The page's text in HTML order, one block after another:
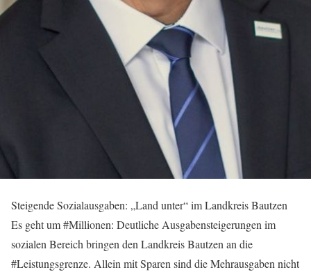
Steigende Sozialausgaben: „Land unter“ im Landkreis Bautzen
Es geht um #Millionen: Deutliche Ausgabensteigerungen im
sozialen Bereich bringen den Landkreis Bautzen an die
#Leistungsgrenze. Allein mit Sparen sind die Mehrausgaben nicht